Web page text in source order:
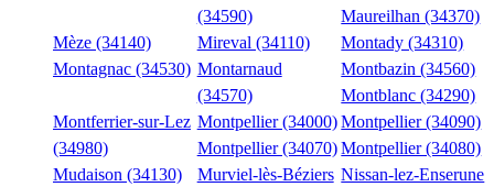
(34590)
Maureilhan (34370)
Mèze (34140)
Mireval (34110)
Montady (34310)
Montagnac (34530) Montarnaud
(34570)
Montbazin (34560)
Montblanc (34290)
Montferrier-sur-Lez
(34980)
Montpellier (34000) Montpellier (34090)
Montpellier (34070) Montpellier (34080)
Mudaison (34130)
Murviel-lès-Béziers Nissan-lez-Enserune